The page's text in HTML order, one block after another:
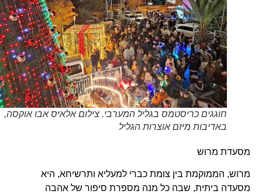
חוגגים כריסטמס בגליל המערבי. צילום אלאיס אבו אוקסה,
באדיבות מיזם אוצרות הגליל
מסעדת מרוש
מרוש, הממוקמת בין צומת כברי למעליא ותרשיחא, היא
מסעדה ביתית, שבה כל מנה מספרת סיפור של אהבה